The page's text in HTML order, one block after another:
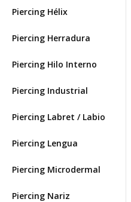
Piercing Hélix
Piercing Herradura
Piercing Hilo Interno
Piercing Industrial
Piercing Labret / Labio
Piercing Lengua
Piercing Microdermal
Piercing Nariz